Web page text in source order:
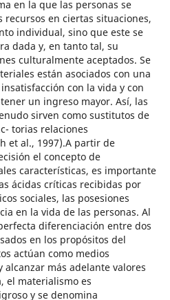
en la que las personas se
en ciertas situaciones,
individual, sino que este se
dada y, en tanto tal, su
culturalmente aceptados. Se
están asociados con una
con la vida y con
un ingreso mayor. Así, las
sirven como sustitutos de
torias relaciones
et al., 1997).A partir de
el concepto de
características, es importante
ácidas críticas recibidas por
sociales, las posesiones
en la vida de las personas. Al
diferenciación entre dos
en los propósitos del
actúan como medios
más adelante valores
el materialismo es
y se denomina